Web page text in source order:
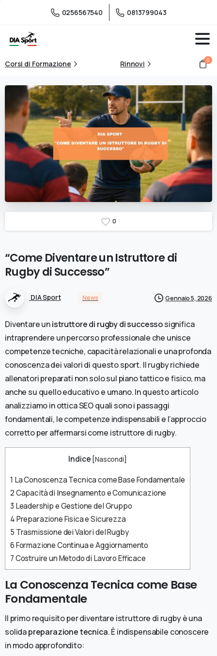
0256567540 0813799043
Corsi di Formazione Rinnovi 0
0
“ComeDiventareunIstruttoredi
RugbydiSuccesso”
DIA Sport News Gennaio 5, 2026
Diventare unistruttore di rugby di successosignifica
intraprendere un percorso professionale che unisce
competenze tecniche, capacità relazionali e una profonda
conoscenza dei valori di questo sport. Il rugby richiede
allenatori preparati non solo sul piano tattico e fisico, ma
anche su quello educativo e umano. In questo articolo
analizziamo in ottica SEO quali sono i passaggi
fondamentali, le competenze indispensabili e l’approccio
corretto per affermarsi come istruttore di rugby.
Indice [Nascondi]
1 La Conoscenza Tecnica come Base Fondamentale
2Capacità di Insegnamento e Comunicazione
3Leadership e Gestione del Gruppo
4Preparazione Fisica e Sicurezza
5 Trasmissione dei Valori del Rugby
6Formazione Continua e Aggiornamento
7Costruire un Metodo di Lavoro Efficace
La Conoscenza Tecnica come Base
Fondamentale
Il primo requisito per diventare istruttore di rugby è una
solidapreparazione tecnica. È indispensabile conoscere
in modo approfondito: